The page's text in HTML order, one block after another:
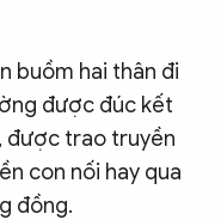
buồm hai thân đi
được đúc kết
được trao truyền
con nối hay qua
đồng.